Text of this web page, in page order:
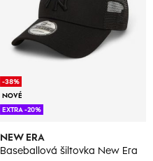
NEW ERA
Baseballová šiltovka New Era
-38%
NOVÉ
EXTRA -20%